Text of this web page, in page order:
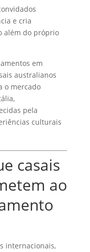
e cria
além do próprio
em
australianos
o mercado
pela
culturais
casais
ao
internacionais,